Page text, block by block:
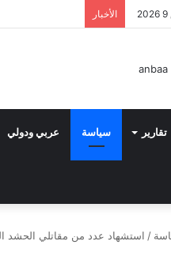
الأخبار
تقارير سياسة عربي ودولي
/ استشهاد عدد من مقاتلي الحشد